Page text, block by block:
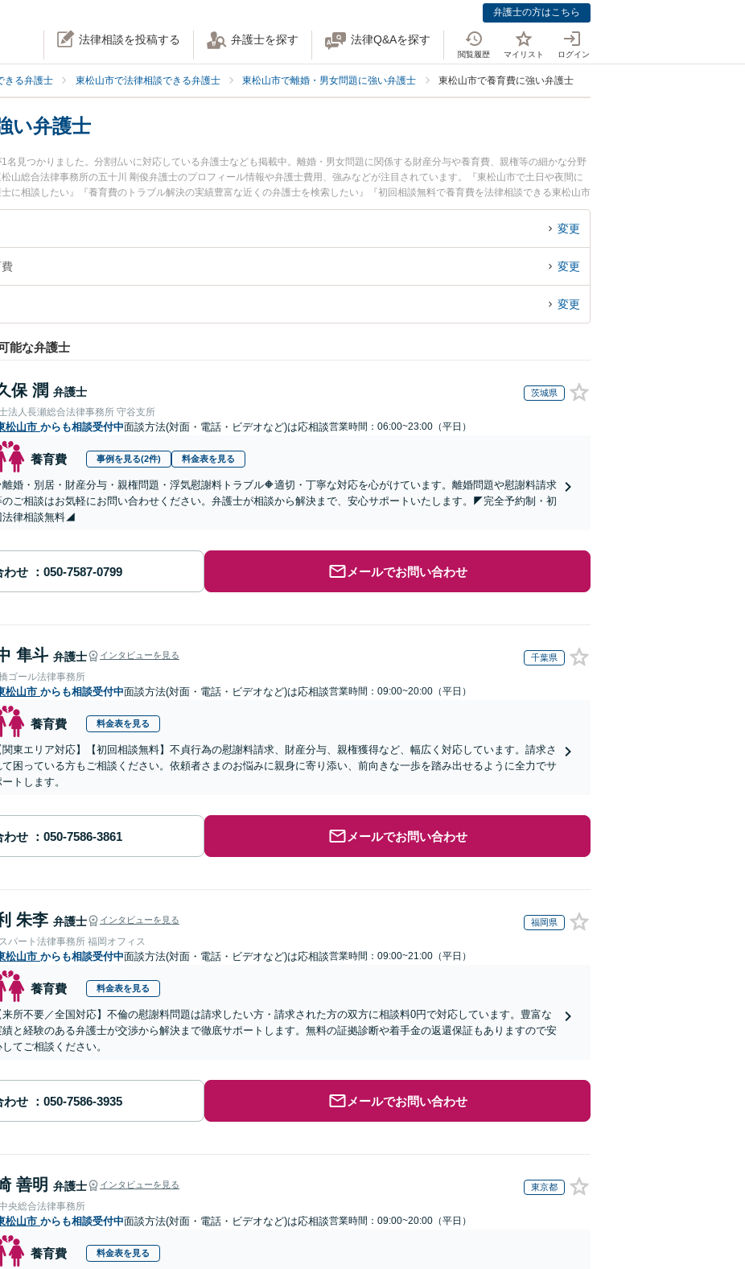
弁護士の方はこちら
法律相談を投稿する 弁護士を探す 法律Q&Aを探す
閲覧履歴 マイリスト ログイン
きる弁護士 東松山市で法律相談できる弁護士 東松山市で離婚・男女問題に強い弁護士 東松山市で養育費に強い弁護士
い弁護士
名見つかりました。分割払いに対応している弁護士なども掲載中。離婚・男女問題に関係する財産分与や養育費、親権等の細かな分野
山総合法律事務所の五十川 剛俊弁護士のプロフィール情報や弁護士費用、強みなどが注目されています。『東松山市で土日や夜間に
に相談したい』『養育費のトラブル解決の実績豊富な近くの弁護士を検索したい』『初回相談無料で養育費を法律相談できる東松山市
の相談者さんにおすすめです。
変更
変更
変更
能な弁護士
保 潤 弁護士 茨城県
法人長瀬総合法律事務所 守谷支所
松山市 からも相談受付中面談方法(対面・電話・ビデオなど)は応相談営業時間：06:00~23:00（平日）
養育費 事例を見る(2件) 料金表を見る
離婚・別居・財産分与・親権問題・浮気慰謝料トラブル🔶適切・丁寧な対応を心がけています。離婚問題や慰謝料請求
のご相談はお気軽にお問い合わせください。弁護士が相談から解決まで、安心サポートいたします。◤完全予約制・初
法律相談無料◢
わせ メールでお問い合わせ
隼斗 弁護士 インタビューを見る 千葉県
ゴール法律事務所
松山市 からも相談受付中面談方法(対面・電話・ビデオなど)は応相談営業時間：09:00~20:00（平日）
養育費 料金表を見る
関東エリア対応】【初回相談無料】不貞行為の慰謝料請求、財産分与、親権獲得など、幅広く対応しています。請求さ
て困っている方もご相談ください。依頼者さまのお悩みに親身に寄り添い、前向きな一歩を踏み出せるように全力でサ
トします。
わせ メールでお問い合わせ
朱李 弁護士 インタビューを見る 福岡県
パート法律事務所 福岡オフィス
松山市 からも相談受付中面談方法(対面・電話・ビデオなど)は応相談営業時間：09:00~21:00（平日）
養育費 料金表を見る
来所不要／全国対応】不倫の慰謝料問題は請求したい方・請求された方の双方に相談料0円で対応しています。豊富な
績と経験のある弁護士が交渉から解決まで徹底サポートします。無料の証拠診断や着手金の返還保証もありますので安
してご相談ください。
わせ メールでお問い合わせ
善明 弁護士 インタビューを見る 東京都
央総合法律事務所
松山市 からも相談受付中面談方法(対面・電話・ビデオなど)は応相談営業時間：09:00~20:00（平日）
養育費 料金表を見る